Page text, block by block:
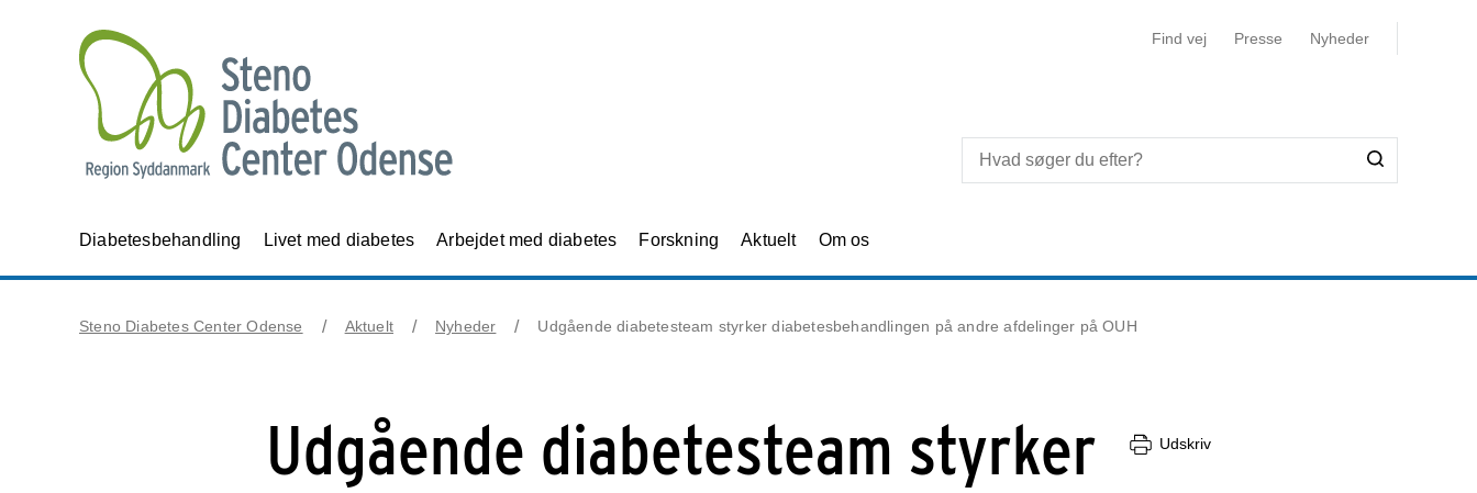
Find vej Presse Nyheder
Diabetesbehandling Livet med diabetes Arbejdet med diabetes Forskning Aktuelt Om os
Steno Diabetes Center Odense Aktuelt Nyheder Udgående diabetesteam styrker diabetesbehandlingen på andre afdelinger på OUH
Udgående diabetesteam styrker
Udskriv